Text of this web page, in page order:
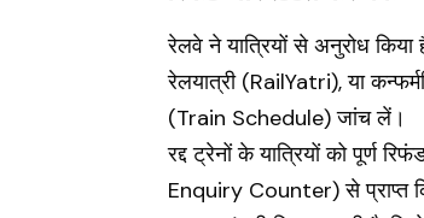
रेलवे ने यात्रियों से अनुरोध
रेलयात्री (RailYatri), या
(Train Schedule) जांच लें।
रद्द ट्रेनों के यात्रियों को पूर्ण
Enquiry Counter) से प्राप्त